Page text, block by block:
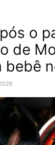
o
de
bebê